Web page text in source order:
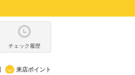
チェック履歴
来店ポイント